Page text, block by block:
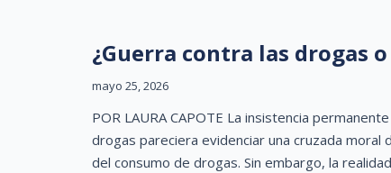
¿Guerra contra las drogas
mayo 25, 2026
POR LAURA CAPOTE La insistencia
drogas pareciera evidenciar una cruzada
del consumo de drogas. Sin embargo, la